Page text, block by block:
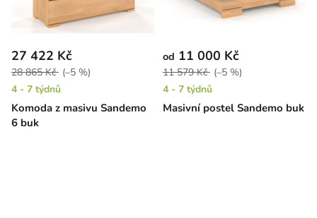
Komoda z masivu Sandemo
6 buk
27 422 Kč
28 865 Kč (–5 %)
4 - 7 týdnů
Masivní postel Sandemo buk
od 11 000 Kč
11 579 Kč (–5 %)
4 - 7 týdnů